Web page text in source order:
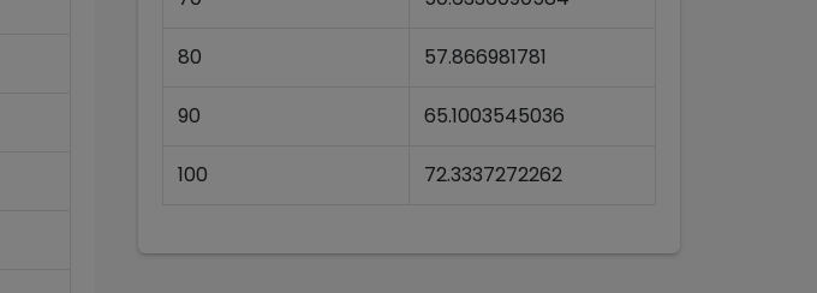
80 57.866981781
90 65.1003545036
100 72.3337272262